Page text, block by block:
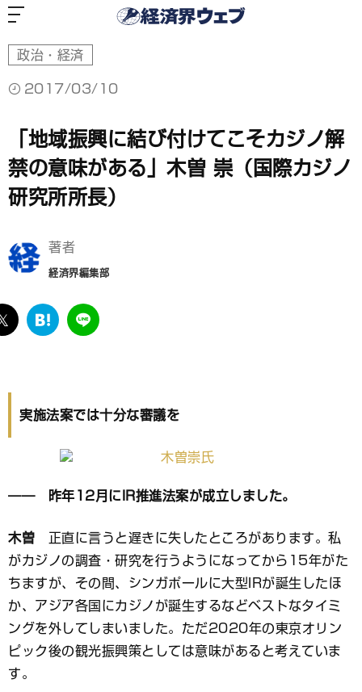
政治・経済
2017/03/10
「地域振興に結び付けてこそカジノ解
禁の意味がある」木曽 崇（国際カジノ
研究所所長）
著者
経済界編集部
twitter
は
ク
マ
LINE
実施法案では十分な審議を
―― 昨年12月にIR推進法案が成立しました。
木曽
正直に言うと遅きに失したところがあります。私
がカジノの調査・研究を行うようになってから15年がた
ちますが、その間、シンガポールに大型IRが誕生したほ
か、アジア各国にカジノが誕生するなどベストなタイミ
ングを外してしまいました。ただ2020年の東京オリン
ピック後の観光振興策としては意味があると考えていま
す。